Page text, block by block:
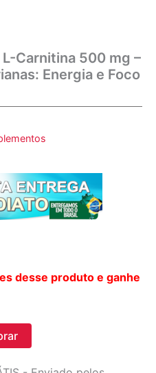
Carnitina 500 mg –
Energia e Foco
desse produto e ganhe